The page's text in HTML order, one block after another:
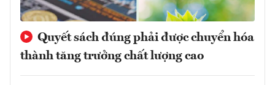
Quyết sách đúng phải được chuyển hóa
thành tăng trưởng chất lượng cao